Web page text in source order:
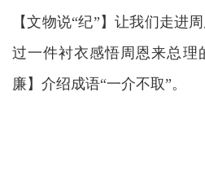
【文物说“纪”】让我们走进
过一件衬衣感悟周恩来总理
廉】介绍成语“一介不取”。